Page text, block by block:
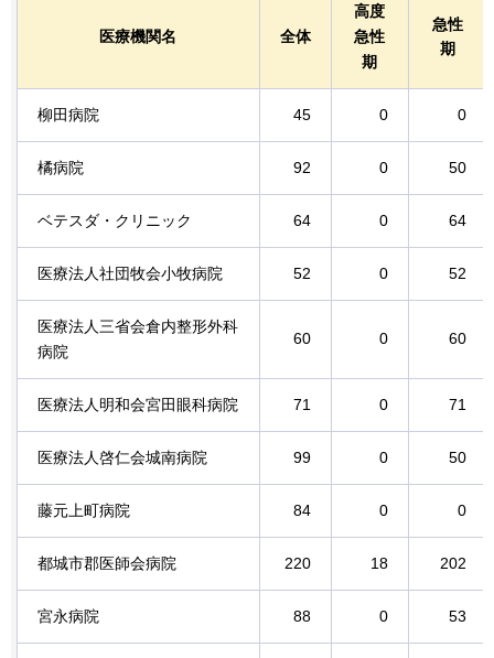
医療機関名 全体
高度
急性
期
急性
期
柳田病院 45 0 0
橘病院 92 0 50
ベテスダ・クリニック 64 0 64
医療法人社団牧会小牧病院 52 0 52
医療法人三省会倉内整形外科
病院
60 0 60
医療法人明和会宮田眼科病院 71 0 71
医療法人啓仁会城南病院 99 0 50
藤元上町病院 84 0 0
都城市郡医師会病院 220 18 202
宮永病院 88 0 53